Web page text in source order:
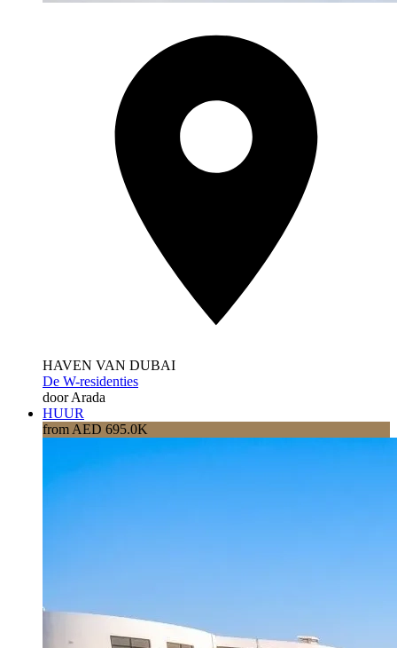
HAVEN VAN DUBAI
De W-residenties
door Arada
HUUR
from AED 695.0K